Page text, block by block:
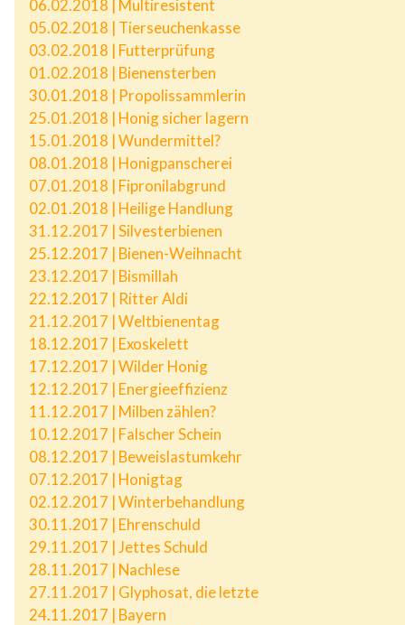
06.02.2018 | Multiresistent
05.02.2018 | Tierseuchenkasse
03.02.2018 | Futterprüfung
01.02.2018 | Bienensterben
30.01.2018 | Propolissammlerin
25.01.2018 | Honig sicher lagern
15.01.2018 | Wundermittel?
08.01.2018 | Honigpanscherei
07.01.2018 | Fipronilabgrund
02.01.2018 | Heilige Handlung
31.12.2017 | Silvesterbienen
25.12.2017 | Bienen-Weihnacht
23.12.2017 | Bismillah
22.12.2017 | Ritter Aldi
21.12.2017 | Weltbienentag
18.12.2017 | Exoskelett
17.12.2017 | Wilder Honig
12.12.2017 | Energieeffizienz
11.12.2017 | Milben zählen?
10.12.2017 | Falscher Schein
08.12.2017 | Beweislastumkehr
07.12.2017 | Honigtag
02.12.2017 | Winterbehandlung
30.11.2017 | Ehrenschuld
29.11.2017 | Jettes Schuld
28.11.2017 | Nachlese
27.11.2017 | Glyphosat, die letzte
24.11.2017 | Bayern